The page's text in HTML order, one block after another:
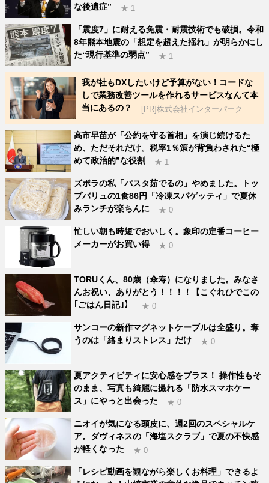
な後遺症”
★ 1
「震度7」に耐える免震・耐震技術でも破損。令和
8年熊本地震の「想定を超えた揺れ」が明らかにし
た“現行基準の弱点”
★ 1
我が社もDXしたいけど予算がない！コードな
しで業務改善ツールを作れるサービスなんて本
当にあるの？
[PR]株式会社インターパーク
高市早苗が「公約を守る首相」を演じ続けるた
め、ただそれだけ。税率1％策が背負わされた“極
めて政治的”な役割
★ 1
ズボラの私「パスタ茹でるの」やめました。トッ
プバリュの1食86円「冷凍スパゲッティ」で夏休
みランチが楽ちんに
★ 0
忙しい朝も時短でおいしく。象印の定番コーヒー
メーカーがお買い得
★ 0
TORUくん、80歳（傘寿）になりました。みなさ
んお祝い、ありがとう！！！！【こぐれひでこの
｢ごはん日記｣】
★ 0
サンコーの新作マグネットケーブルは全盛り。奪
うのは「絡まりストレス」だけ
★ 0
夏アクティビティに安心感をプラス！ 操作性もそ
のまま、写真も綺麗に撮れる「防水スマホケー
ス」にやっと出会った
★ 0
ニオイが気になる頭皮に、週2回のスペシャルケ
ア。ダヴィネスの「海塩スクラブ」で夏の不快感
が軽くなった
★ 0
「レシピ動画を観ながら楽しくお料理」できるよ